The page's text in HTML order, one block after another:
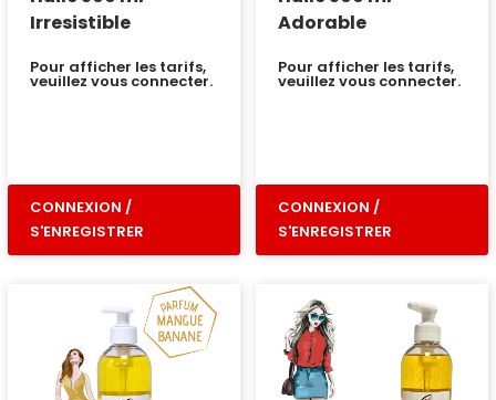
Irresistible
Pour afficher les tarifs,
veuillez vous connecter.
CONNEXION /
S'ENREGISTRER
Adorable
Pour afficher les tarifs,
veuillez vous connecter.
CONNEXION /
S'ENREGISTRER